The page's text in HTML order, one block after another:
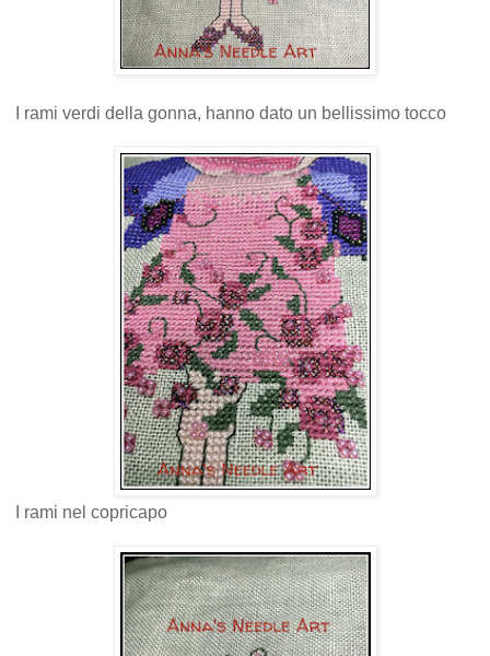
I rami verdi della gonna, hanno dato un bellissimo tocco
I rami nel copricapo